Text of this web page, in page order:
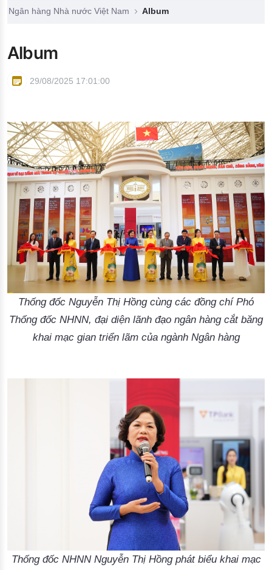
Đào tạo ISO
Ngân hàng Nhà nước Việt Nam Album
Album
29/08/2025 17:01:00
Thống đốc Nguyễn Thị Hồng cùng các đồng chí Phó
Thống đốc NHNN, đại diện lãnh đạo ngân hàng cắt băng
khai mạc gian triển lãm của ngành Ngân hàng
Thống đốc NHNN Nguyễn Thị Hồng phát biểu khai mạc